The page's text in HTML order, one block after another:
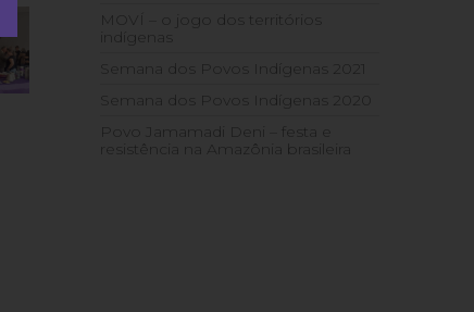
MOVÍ – o jogo dos territórios
indígenas
Semana dos Povos Indígenas 2021
Semana dos Povos Indígenas 2020
Povo Jamamadi Deni – festa e
resistência na Amazônia brasileira